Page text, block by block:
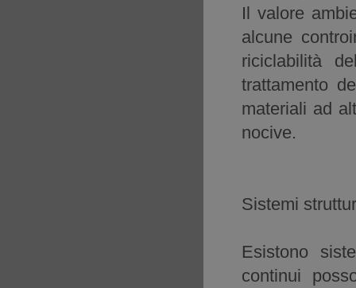
Il valore
alcune
riciclabilità
trattamento
materiali ad
nocive.
Sistemi
Esistono
continui